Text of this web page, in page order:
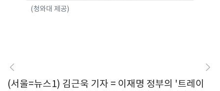
(청와대 제공)
(서울=뉴스1) 김근욱 기자 = 이재명 정부의 '트레이